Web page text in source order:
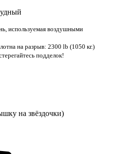
используемая воздушными
на разрыв: 2300 lb (1050 кг.)
подделок!
на звёздочки)